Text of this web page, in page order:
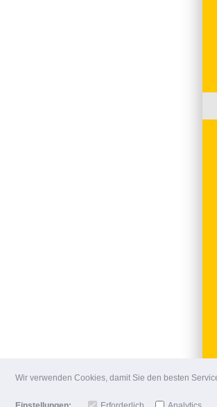
Wir verwenden Cookies, damit Sie den besten